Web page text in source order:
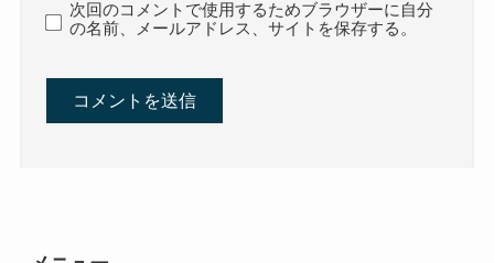
次回のコメントで使用するためブラウザーに自分
の名前、メールアドレス、サイトを保存する。